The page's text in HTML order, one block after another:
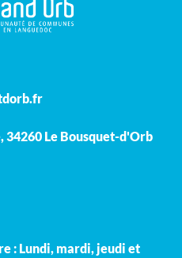
34260 Le Bousquet-d'Orb
: Lundi, mardi, jeudi et